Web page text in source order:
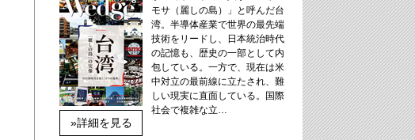
»詳細を見る
モサ（麗しの島）」と呼んだ台
湾。半導体産業で世界の最先端
技術をリードし、日本統治時代
の記憶も、歴史の一部として内
包している。一方で、現在は米
中対立の最前線に立たされ、難
しい現実に直面している。国際
社会で複雑な立…